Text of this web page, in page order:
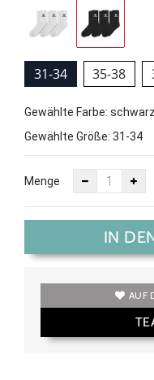
31-34 35-38
Gewählte Farbe: schwarz
Gewählte Größe: 31-34
Menge
IN
AUF